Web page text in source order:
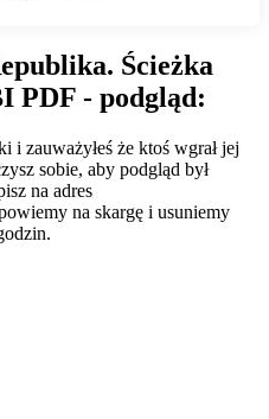
Ścieżka
PDF - podgląd:
i zauważyłeś że ktoś wgrał jej
sobie, aby podgląd był
na adres
na skargę i usuniemy